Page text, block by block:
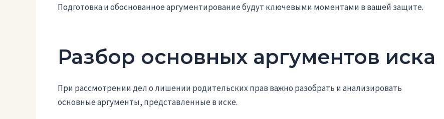
Подготовка и обоснованное аргументирование будут ключевыми моментами в вашей защите.
Разбор основных аргументов иска
При рассмотрении дел о лишении родительских прав важно разобрать и анализировать
основные аргументы, представленные в иске.